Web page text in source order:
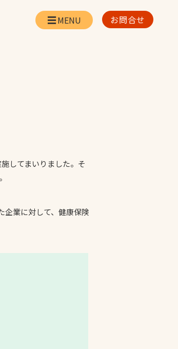
用情報
ライバシーポリシ
お問合せ
してまいりました。そ
企業に対して、健康保険